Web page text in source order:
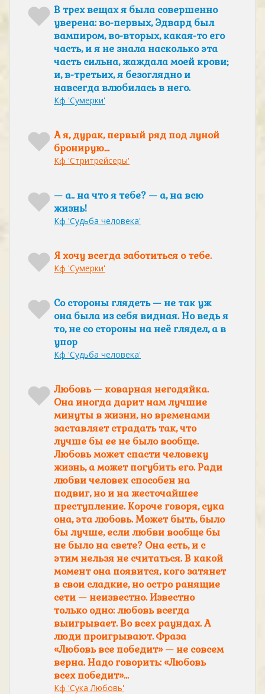
В трех вещах я была совершенно
уверена: во-первых, Эдвард был
вампиром, во-вторых, какая-то его
часть, и я не знала насколько эта
часть сильна, жаждала моей крови;
и, в-третьих, я безоглядно и
навсегда влюбилась в него.
Кф 'Сумерки'
А я, дурак, первый ряд под луной
бронирую…
Кф 'Стритрейсеры'
— а.. на что я тебе? — а, на всю
жизнь!
Кф 'Судьба человека'
Я хочу всегда заботиться о тебе.
Кф 'Сумерки'
Со стороны глядеть — не так уж
она была из себя видная. Но ведь я
то, не со стороны на неё глядел, а в
упор
Кф 'Судьба человека'
Любовь — коварная негодяйка.
Она иногда дарит нам лучшие
минуты в жизни, но временами
заставляет страдать так, что
лучше бы ее не было вообще.
Любовь может спасти человеку
жизнь, а может погубить его. Ради
любви человек способен на
подвиг, но и на жесточайшее
преступление. Короче говоря, сука
она, эта любовь. Может быть, было
бы лучше, если любви вообще бы
не было на свете? Она есть, и с
этим нельзя не считаться. В какой
момент она появится, кого затянет
в свои сладкие, но остро ранящие
сети — неизвестно. Известно
только одно: любовь всегда
выигрывает. Во всех раундах. А
люди проигрывают. Фраза
«Любовь все победит» — не совсем
верна. Надо говорить: «Любовь
всех победит»…
Кф 'Сука Любовь'